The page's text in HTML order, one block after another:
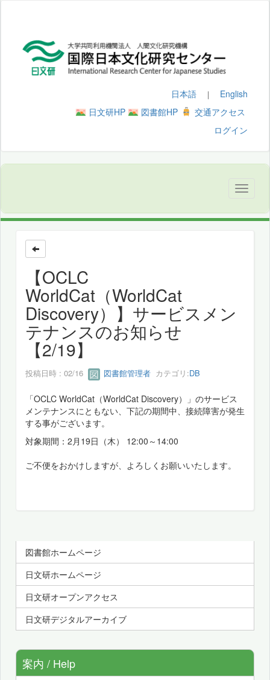
日本語 ｜ English
日文研HP
図書館HP
交通アクセス
ログイン
【OCLC
WorldCat（WorldCat
Discovery）】サービスメン
テナンスのお知らせ
【2/19】
投稿日時 : 02/16 図書館管理者 カテゴリ:DB
「OCLC WorldCat（WorldCat Discovery）」のサービス
メンテナンスにともない、下記の期間中、接続障害が発生
する事がございます。
対象期間：2月19日（木） 12:00～14:00
ご不便をおかけしますが、よろしくお願いいたします。
図書館ホームページ
日文研ホームページ
日文研オープンアクセス
日文研デジタルアーカイブ
案内 / Help